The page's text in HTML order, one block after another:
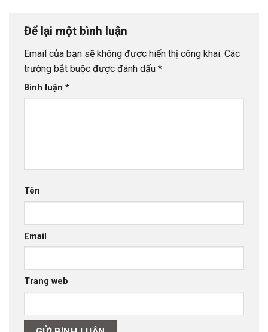
Để lại một bình luận
Email của bạn sẽ không được hiển thị công khai. Các
trường bắt buộc được đánh dấu *
Bình luận *
Tên
Email
Trang web